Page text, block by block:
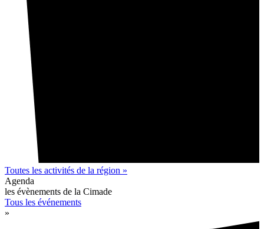
Toutes les activités de la région »
Agenda
les évènements de la Cimade
Tous les événements
»